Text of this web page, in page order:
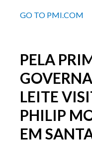
GO TO PMI.COM
PELA
LEITE
PHILIP
EM